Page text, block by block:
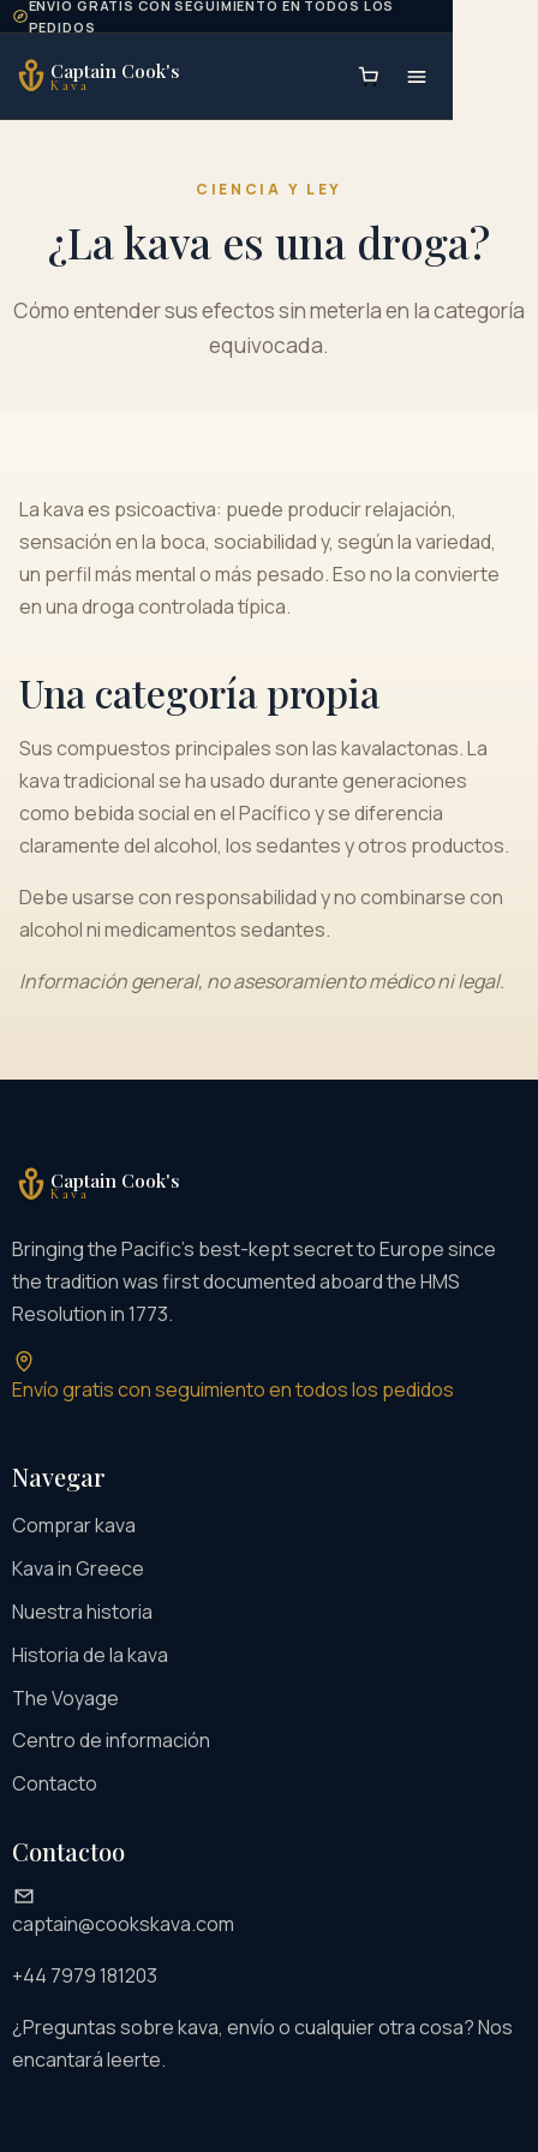
Skip to content
ENVÍO GRATIS CON SEGUIMIENTO EN TODOS LOS
PEDIDOS
Captain Cook's
Kava
CIENCIA Y LEY
¿La kava es una droga?
Cómo entender sus efectos sin meterla en la categoría
equivocada.
La kava es psicoactiva: puede producir relajación,
sensación en la boca, sociabilidad y, según la variedad,
un perfil más mental o más pesado. Eso no la convierte
en una droga controlada típica.
Una categoría propia
Sus compuestos principales son las kavalactonas. La
kava tradicional se ha usado durante generaciones
como bebida social en el Pacífico y se diferencia
claramente del alcohol, los sedantes y otros productos.
Debe usarse con responsabilidad y no combinarse con
alcohol ni medicamentos sedantes.
Información general, no asesoramiento médico ni legal.
Captain Cook's
Kava
Bringing the Pacific's best-kept secret to Europe since
the tradition was first documented aboard the HMS
Resolution in 1773.
Envío gratis con seguimiento en todos los pedidos
Navegar
Comprar kava
Kava in Greece
Nuestra historia
Historia de la kava
The Voyage
Centro de información
Contacto
Contactoo
captain@cookskava.com
+44 7979 181203
¿Preguntas sobre kava, envío o cualquier otra cosa? Nos
encantará leerte.